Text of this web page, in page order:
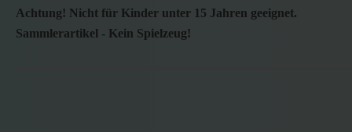
Achtung! Nicht für Kinder unter 15 Jahren geeignet.
Sammlerartikel - Kein Spielzeug!